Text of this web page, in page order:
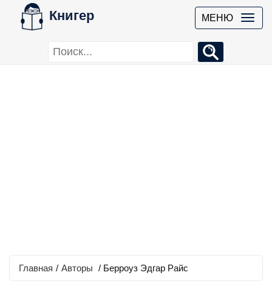
Книгер МЕНЮ
Главная / Авторы / Берроуз Эдгар Райс